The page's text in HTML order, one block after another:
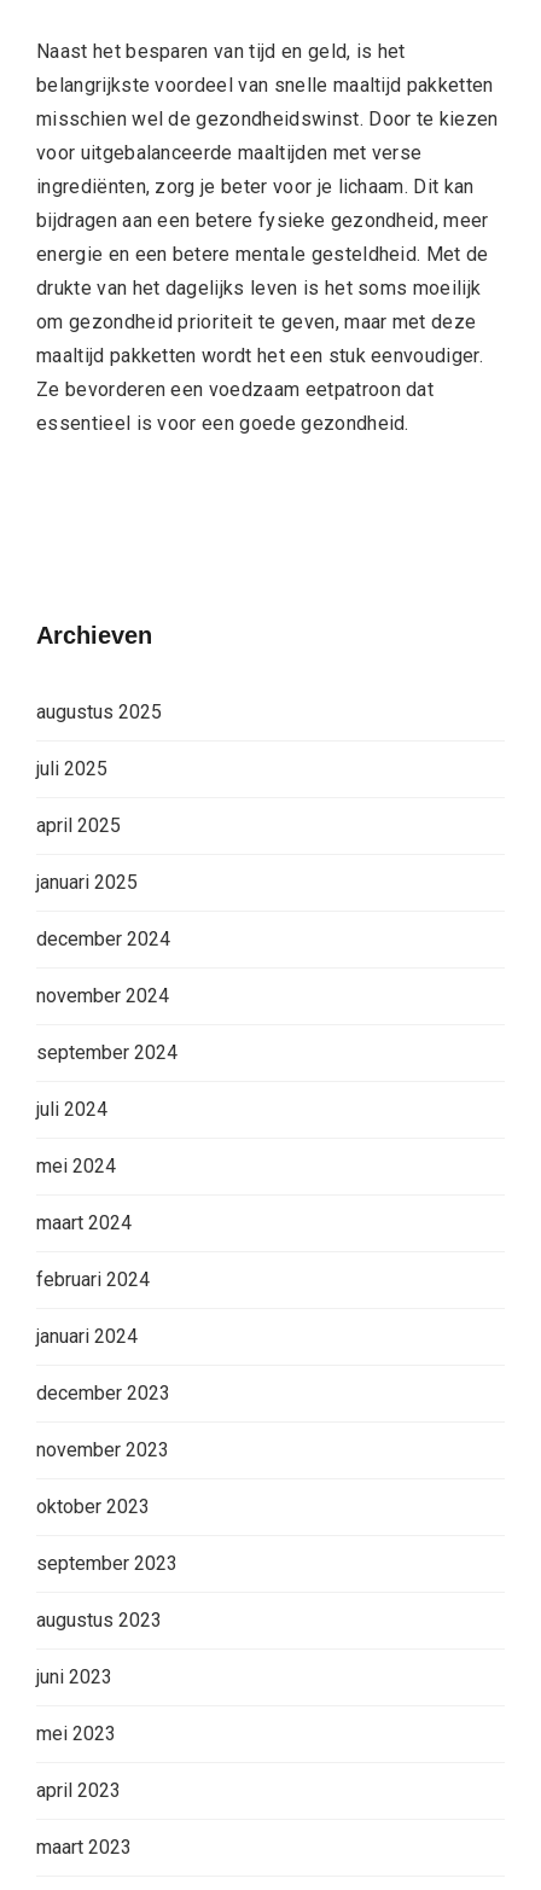
Naast het besparen van tijd en geld, is het
belangrijkste voordeel van snelle maaltijd pakketten
misschien wel de gezondheidswinst. Door te kiezen
voor uitgebalanceerde maaltijden met verse
ingrediënten, zorg je beter voor je lichaam. Dit kan
bijdragen aan een betere fysieke gezondheid, meer
energie en een betere mentale gesteldheid. Met de
drukte van het dagelijks leven is het soms moeilijk
om gezondheid prioriteit te geven, maar met deze
maaltijd pakketten wordt het een stuk eenvoudiger.
Ze bevorderen een voedzaam eetpatroon dat
essentieel is voor een goede gezondheid.
Archieven
augustus 2025
juli 2025
april 2025
januari 2025
december 2024
november 2024
september 2024
juli 2024
mei 2024
maart 2024
februari 2024
januari 2024
december 2023
november 2023
oktober 2023
september 2023
augustus 2023
juni 2023
mei 2023
april 2023
maart 2023